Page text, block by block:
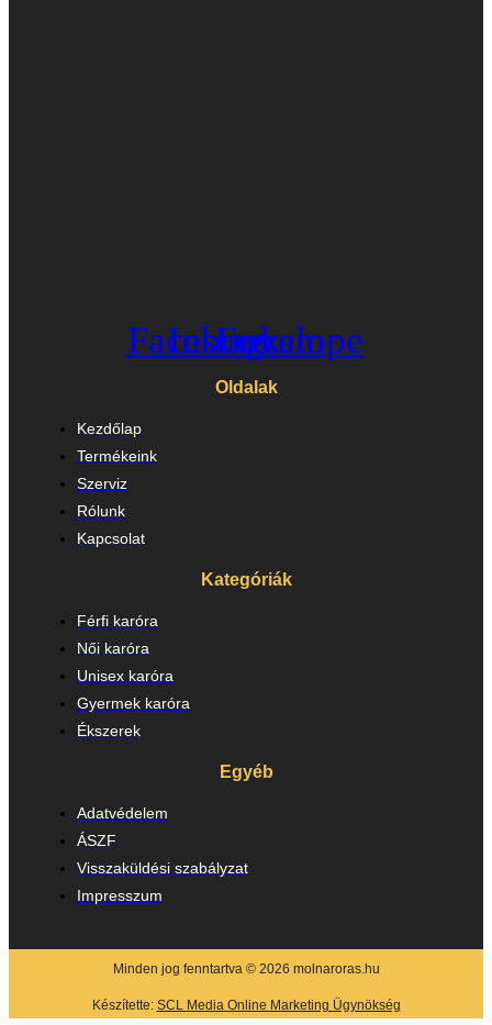
Facebook
Instagram
Envelope
Oldalak
Kezdőlap
Termékeink
Szerviz
Rólunk
Kapcsolat
Kategóriák
Férfi karóra
Női karóra
Unisex karóra
Gyermek karóra
Ékszerek
Egyéb
Adatvédelem
ÁSZF
Visszaküldési szabályzat
Impresszum
Minden jog fenntartva © 2026 molnaroras.hu
Készítette: SCL Media Online Marketing Ügynökség